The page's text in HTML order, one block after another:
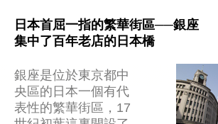
日本首屈一指的繁華街區──銀座
集中了百年老店的日本橋
銀座是位於東京都中
央區的日本一個有代
表性的繁華街區，17